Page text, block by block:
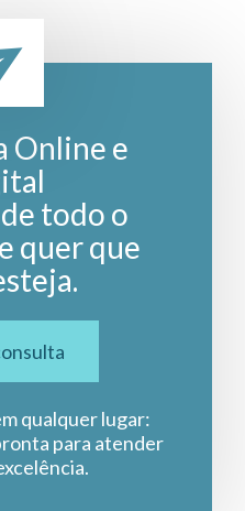
Online e
todo o
quer que
qualquer lugar:
para atender